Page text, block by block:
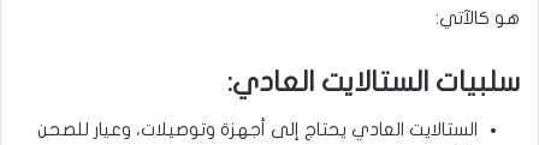
هو كالآتي:
سلبيات الستالايت العادي:
الستالايت العادي يحتاج إلى أجهزة وتوصيلات، وعيار للصحن